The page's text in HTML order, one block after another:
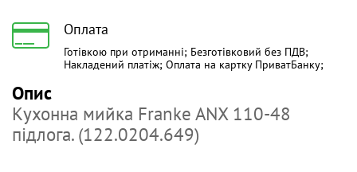
Оплата
Готівкою при отриманні; Безготівковий без ПДВ;
Накладений платіж; Оплата на картку ПриватБанку;
Опис
Кухонна мийка Franke ANX 110-48
підлога. (122.0204.649)